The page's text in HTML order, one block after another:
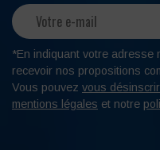
*En indiquant votre adresse
recevoir nos propositions
Vous pouvez vous
mentions légales et notre